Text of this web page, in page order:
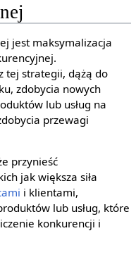
jest maksymalizacja
tej strategii, dążą do
zdobycia nowych
lub usług na
przewagi
przynieść
jak większa siła
i klientami,
lub usług, które
konkurencji i